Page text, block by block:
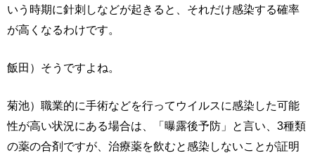
いう時期に針刺しなどが起きると、それだけ感染する確率
が高くなるわけです。
飯田）そうですよね。
菊池）職業的に手術などを行ってウイルスに感染した可能
性が高い状況にある場合は、「曝露後予防」と言い、3種類
の薬の合剤ですが、治療薬を飲むと感染しないことが証明